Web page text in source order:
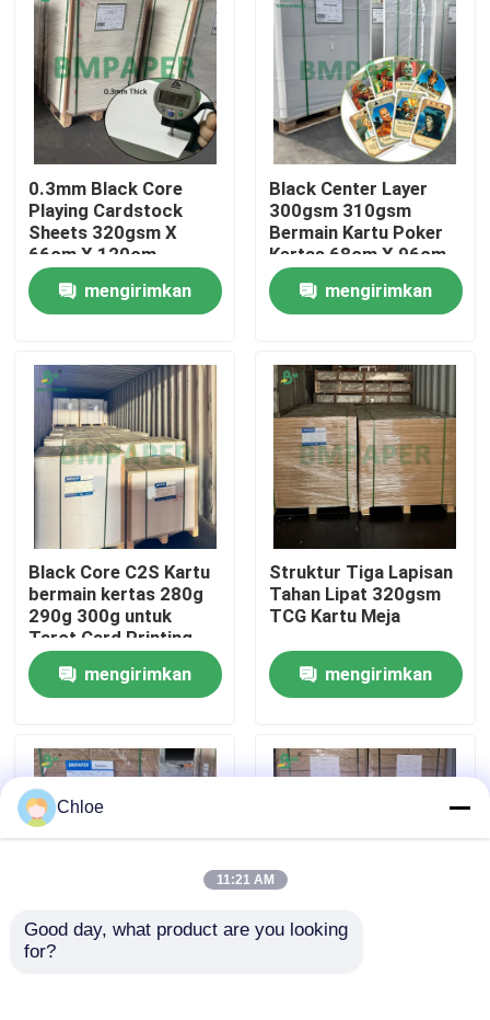
Rumah
Produk
Tentang kita
Wisata pabrik
Kontrol kualitas
Berita
Kertas Plotter CAD
0.3mm Black Core
Playing Cardstock
Sheets 320gsm X
66cm X 120cm
Premium Printing
mengirimkan
Black Center Layer
300gsm 310gsm
Bermain Kartu Poker
Kertas 68cm X 96cm
mengirimkan
Black Core C2S Kartu
bermain kertas 280g
290g 300g untuk
Tarot Card Printing
mengirimkan
Struktur Tiga Lapisan
Tahan Lipat 320gsm
TCG Kartu Meja
mengirimkan
280g 290g 300g tahan
Chloe
11:21 AM
Good day, what product are you looking
for?